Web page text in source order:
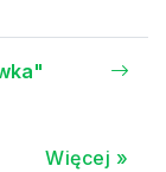
Więcej »